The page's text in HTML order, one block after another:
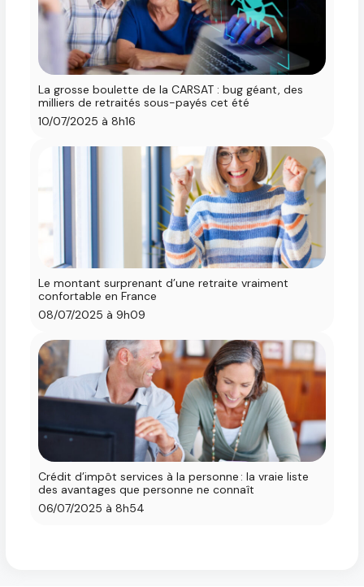
La grosse boulette de la CARSAT : bug géant, des
milliers de retraités sous-payés cet été
10/07/2025 à 8h16
Le montant surprenant d’une retraite vraiment
confortable en France
08/07/2025 à 9h09
Crédit d’impôt services à la personne : la vraie liste
des avantages que personne ne connaît
06/07/2025 à 8h54